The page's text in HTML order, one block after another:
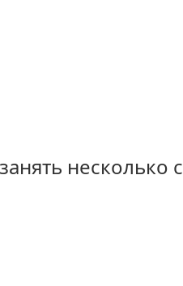
несколько